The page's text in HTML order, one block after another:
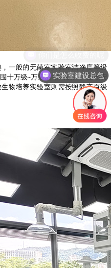
一般的无菌室实验室洁净度等级
十万级~万级的布局设计。生物安
物培养实验室则需按照静态百级
实验室建设总包